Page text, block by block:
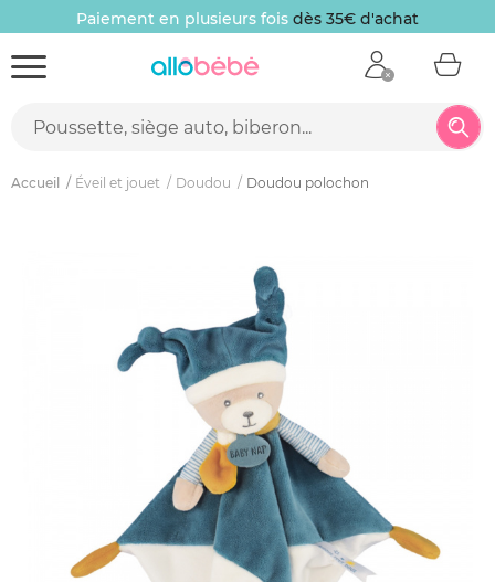
Paiement en plusieurs fois dès 35€ d'achat
Accueil Éveil et jouet Doudou Doudou polochon